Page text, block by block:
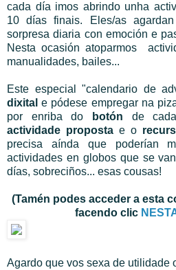
cada día imos abrindo unha
10 días finais. Eles/as
sorpresa diaria con emoción e
Nesta ocasión atoparmos
manualidades, bailes...
Este especial "calendario de
dixital e pódese empregar na
por enriba do
botón de
actividade proposta e o
precisa aínda que poderían
actividades en globos que se
días, sobreciños... esas cousas!
(Tamén podes acceder a esta
facendo clic
Agardo que vos sexa de utilidade